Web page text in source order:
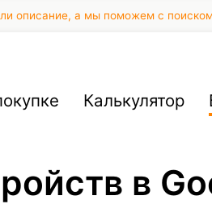
описание, а мы поможем с
Калькулятор
в